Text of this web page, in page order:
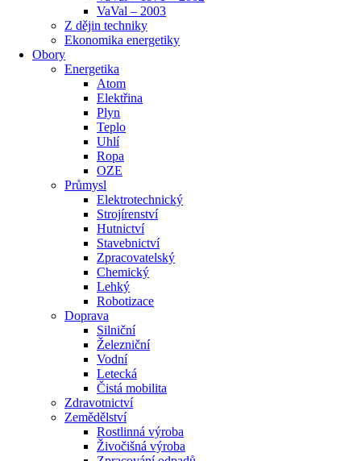
VaVal – 2003
Z dějin techniky
Ekonomika energetiky
Obory
Energetika
Atom
Elektřina
Plyn
Teplo
Uhlí
Ropa
OZE
Průmysl
Elektrotechnický
Strojírenství
Hutnictví
Stavebnictví
Zpracovatelský
Chemický
Lehký
Robotizace
Doprava
Silniční
Železniční
Vodní
Letecká
Čistá mobilita
Zdravotnictví
Zemědělství
Rostlinná výroba
Živočišná výroba